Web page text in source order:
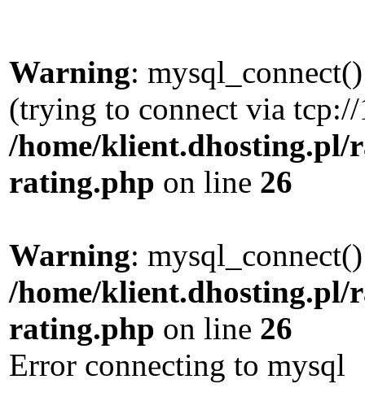
Warning:
(trying to connect via
/home/
rating.php on line 26
Warning:
/home/
rating.php on line 26
Error connecting to mysql